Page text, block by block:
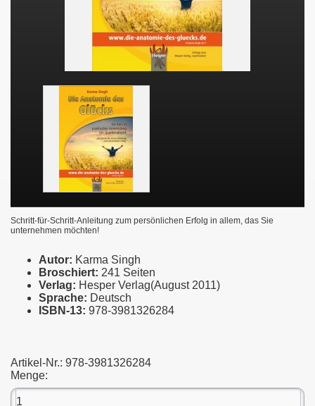
Schritt-für-Schritt-Anleitung zum persönlichen Erfolg in allem, das Sie
unternehmen möchten!
Autor: Karma Singh
Broschiert: 241 Seiten
Verlag: Hesper Verlag(August 2011)
Sprache: Deutsch
ISBN-13: 978-3981326284
Artikel-Nr.: 978-3981326284
Menge: